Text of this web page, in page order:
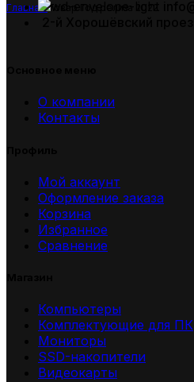
ГлавнаяТовар Год релиза
О компании
Контакты
Мой аккаунт
Оформление заказа
Корзина
Избранное
Сравнение
Компьютеры
Комплектующие для ПК
Мониторы
SSD-накопители
Видеокарты